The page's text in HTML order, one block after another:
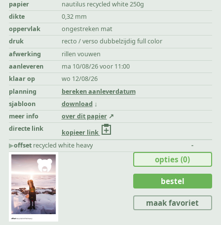
papier
nautilus recycled white 250g
dikte
0,32 mm
oppervlak
ongestreken mat
druk
recto / verso dubbelzijdig full color
afwerking
rillen vouwen
aanleveren
ma 10/08/26 voor 11:00
klaar op
wo 12/08/26
planning
bereken aanleverdatum
sjabloon
download
meer info
over dit papier
directe link
kopieer link
▶︎offset recycled white heavy -
opties(0)
bestel
maak favoriet